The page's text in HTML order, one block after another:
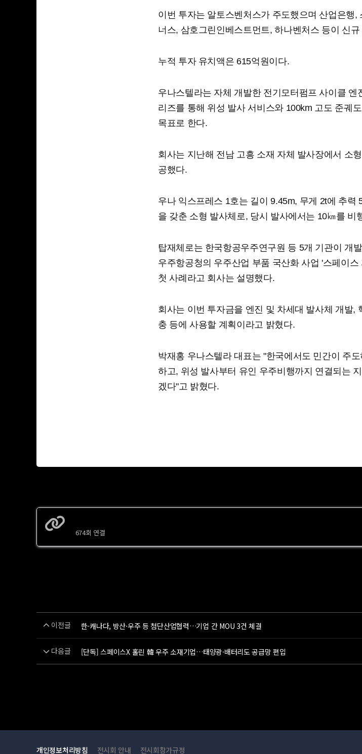
이번 투자는 알토스벤처스가 주도했으며 산업은행
너스, 삼호그린인베스트먼트, 하나벤처스 등이 신
누적 투자 유치액은 615억원이다.
우나스텔라는 자체 개발한 전기모터펌프 사이클 엔
리즈를 통해 위성 발사 서비스와 100km 고도 준궤
목표로 한다.
회사는 지난해 전남 고흥 소재 자체 발사장에서 소
공했다.
우나 익스프레스 1호는 길이 9.45m, 무게 2t에 추력
을 갖춘 소형 발사체로, 당시 발사에서는 10㎞를 비
탑재체로는 한국항공우주연구원 등 5개 기관이 개
우주항공청의 우주산업 부품 국산화 사업 '스페이
첫 사례라고 회사는 설명했다.
회사는 이번 투자금을 엔진 및 차세대 발사체 개발,
충 등에 사용할 계획이라고 밝혔다.
박재홍 우나스텔라 대표는 "한국에서도 민간이 주
하고, 위성 발사부터 유인 우주비행까지 연결되는
겠다"고 밝혔다.
674회 연결
이전글 한-캐나다, 방산·우주 등 첨단산업협력…기업 간 MOU 3건 체결
다음글 [단독] 스페이스X 홀린 韓 우주 소재기업…태양광·배터리도 공급망 편입
개인정보처리방침 전시회 안내 전시회참가규정